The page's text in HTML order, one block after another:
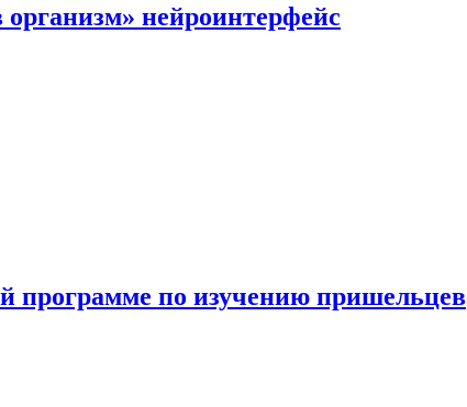
нейроинтерфейс
программе по изучению пришельцев